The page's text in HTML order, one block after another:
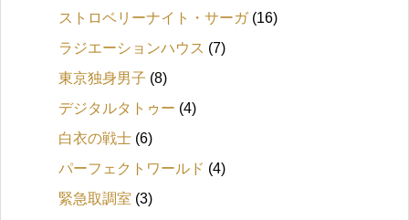
ストロベリーナイト・サーガ(16)
ラジエーションハウス (7)
東京独身男子 (8)
デジタルタトゥー (4)
白衣の戦士 (6)
パーフェクトワールド (4)
緊急取調室 (3)